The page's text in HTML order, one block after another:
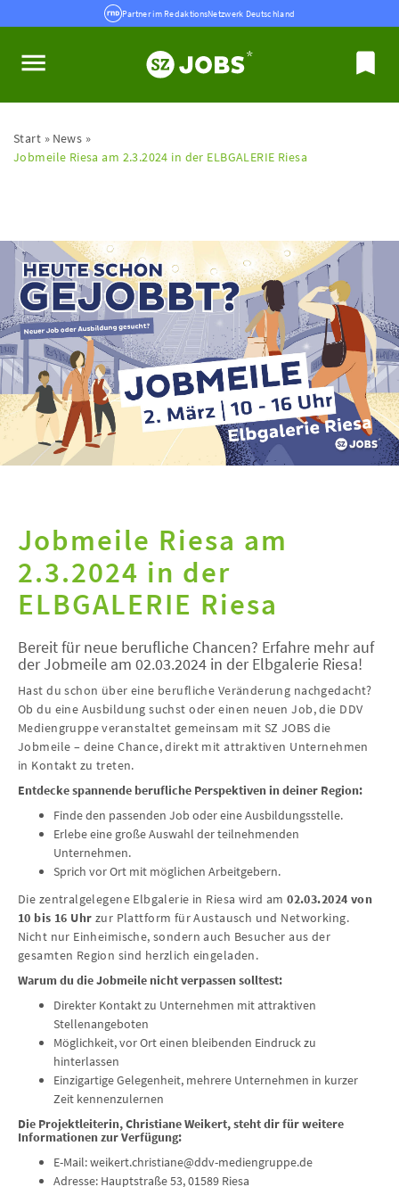
Partner im RedaktionsNetzwerk Deutschland
Start
News
Jobmeile Riesa am 2.3.2024 in der ELBGALERIE Riesa
Jobmeile Riesa am
2.3.2024 in der
ELBGALERIE Riesa
Bereit für neue berufliche Chancen? Erfahre mehr auf
der Jobmeile am 02.03.2024 in der Elbgalerie Riesa!
Hast du schon über eine berufliche Veränderung nachgedacht?
Ob du eine Ausbildung suchst oder einen neuen Job, die DDV
Mediengruppe veranstaltet gemeinsam mit SZ JOBS die
Jobmeile – deine Chance, direkt mit attraktiven Unternehmen
in Kontakt zu treten.
Entdecke spannende berufliche Perspektiven in deiner Region:
Finde den passenden Job oder eine Ausbildungsstelle.
Erlebe eine große Auswahl der teilnehmenden
Unternehmen.
Sprich vor Ort mit möglichen Arbeitgebern.
Die zentralgelegene Elbgalerie in Riesa wird am02.03.2024 von
10 bis 16 Uhr zur Plattform für Austausch und Networking.
Nicht nur Einheimische, sondern auch Besucher aus der
gesamten Region sind herzlich eingeladen.
Warum du die Jobmeile nicht verpassen solltest:
Direkter Kontakt zu Unternehmen mit attraktiven
Stellenangeboten
Möglichkeit, vor Ort einen bleibenden Eindruck zu
hinterlassen
Einzigartige Gelegenheit, mehrere Unternehmen in kurzer
Zeit kennenzulernen
Die Projektleiterin, Christiane Weikert, steht dir für weitere
Informationen zur Verfügung:
E-Mail: weikert.christiane@ddv-mediengruppe.de
Adresse: Hauptstraße 53, 01589 Riesa